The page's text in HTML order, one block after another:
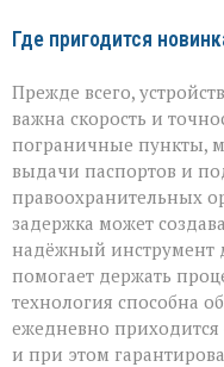
Где пригодится
Прежде всего,
важна скорость и
пограничные пункты,
выдачи паспортов и
правоохранительных
задержка может
надёжный инструмент
помогает держать
технология способна
ежедневно
и при этом